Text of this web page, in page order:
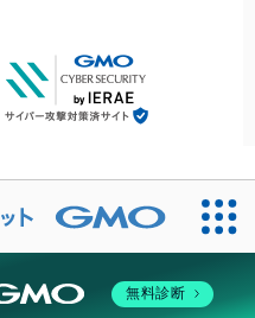
無料診断